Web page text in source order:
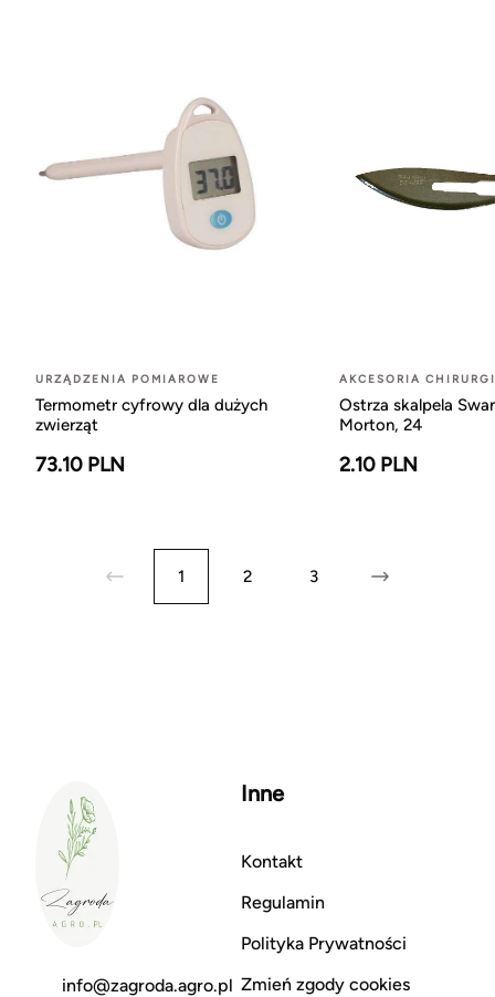
URZĄDZENIA POMIAROWE
Termometr cyfrowy dla dużych
zwierząt
73.10 PLN
AKCESORIA
Ostrza skalpela
Morton, 24
2.10 PLN
1 2 3
info@zagroda.agro.pl
Inne
Kontakt
Regulamin
Polityka Prywatności
Zmień zgody cookies